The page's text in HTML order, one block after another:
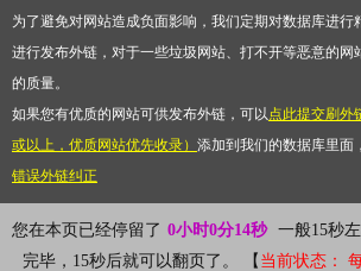
为了避免对网站造成负面影响，我们定期对数据库进
进行发布外链，对于一些垃圾网站、打不开等恶意的网
的质量。
如果您有优质的网站可供发布外链，可以点此提交刷外
或以上，优质网站优先收录） 添加到我们的数据库里面
错误外链纠正
您在本页已经停留了 0小时0分14秒 一般15秒
完毕，15秒后就可以翻页了。 【 当前状态：